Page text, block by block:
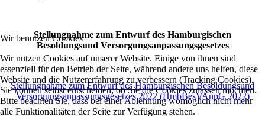
Stellungnahme zum Entwurf des Hamburgischen
Besoldungsund Versorgungsanpassungsgesetzes
Stellungnahme zum Entwurf des Hamburgischen Besoldungsund
Versorgungsanpassungsgesetzes 2022 (HmbBesVAnpG 2022)
Wir benutzen Cookies
Wir nutzen Cookies auf unserer Website. Einige von ihnen sind
essenziell für den Betrieb der Seite, während andere uns helfen, diese
Website und die Nutzererfahrung zu verbessern (Tracking Cookies).
Sie können selbst entscheiden, ob Sie die Cookies zulassen möchten.
Bitte beachten Sie, dass bei einer Ablehnung womöglich nicht mehr
alle Funktionalitäten der Seite zur Verfügung stehen.